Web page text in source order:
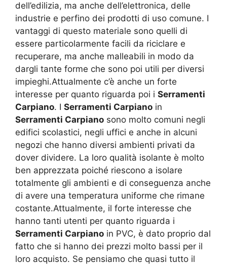
dell’edilizia, ma anche dell’elettronica, delle
industrie e perfino dei prodotti di uso comune. I
vantaggi di questo materiale sono quelli di
essere particolarmente facili da riciclare e
recuperare, ma anche malleabili in modo da
dargli tante forme che sono poi utili per diversi
impieghi.Attualmente c’è anche un forte
interesse per quanto riguarda poi i Serramenti
Carpiano. I Serramenti Carpiano in
Serramenti Carpiano sono molto comuni negli
edifici scolastici, negli uffici e anche in alcuni
negozi che hanno diversi ambienti privati da
dover dividere. La loro qualità isolante è molto
ben apprezzata poiché riescono a isolare
totalmente gli ambienti e di conseguenza anche
di avere una temperatura uniforme che rimane
costante.Attualmente, il forte interesse che
hanno tanti utenti per quanto riguarda i
Serramenti Carpiano in PVC, è dato proprio dal
fatto che si hanno dei prezzi molto bassi per il
loro acquisto. Se pensiamo che quasi tutto il